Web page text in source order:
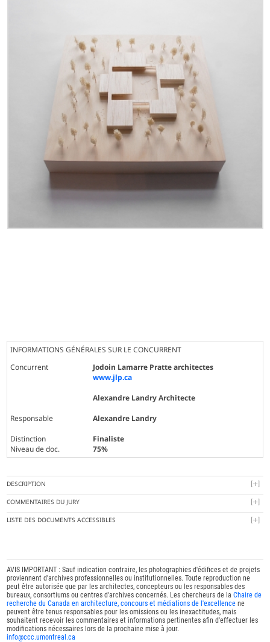
INFORMATIONS GÉNÉRALES SUR LE CONCURRENT
Concurrent
Jodoin Lamarre Pratte architectes
www.jlp.ca
Alexandre Landry Architecte
Responsable
Alexandre Landry
Distinction
Finaliste
Niveau de doc.
75%
DESCRIPTION
COMMENTAIRES DU JURY
LISTE DES DOCUMENTS ACCESSIBLES
AVIS IMPORTANT : Sauf indication contraire, les photographies d'édifices et de projets
proviennent d'archives professionnelles ou institutionnelles. Toute reproduction ne
peut être autorisée que par les architectes, concepteurs ou les responsables des
bureaux, consortiums ou centres d'archives concernés. Les chercheurs de laChaire de
recherche du Canada en architecture, concours et médiations de l'excellence ne
peuvent être tenus responsables pour les omissions ou les inexactitudes, mais
souhaitent recevoir les commentaires et informations pertinentes afin d'effectuer les
modifications nécessaires lors de la prochaine mise à jour.
info@ccc.umontreal.ca